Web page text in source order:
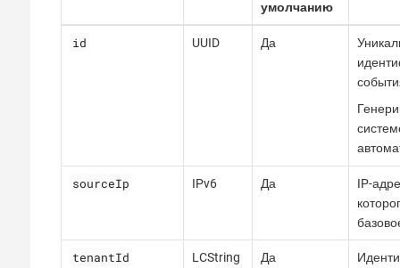
умолчанию
id UUID Да
sourceIp IPv6 Да
IP-
tenantId LCString Да